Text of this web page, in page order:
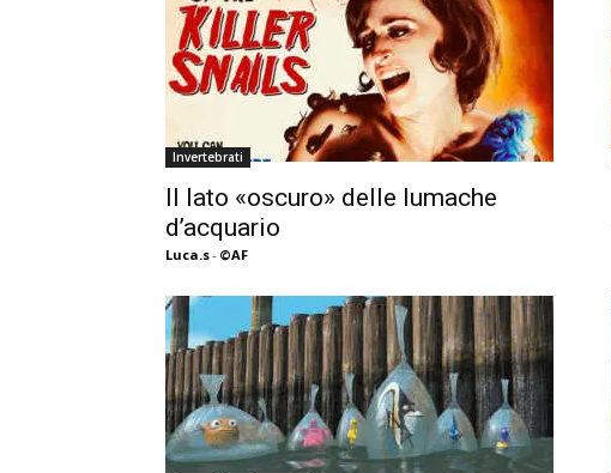
Invertebrati
Il lato «oscuro» delle lumache
d’acquario
Luca.s- ©AF